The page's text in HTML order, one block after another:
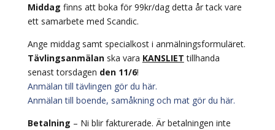
Middag finns att boka för 99kr/dag detta år tack vare
ett samarbete med Scandic.
Ange middag samt specialkost i anmälningsformuläret.
Tävlingsanmälan ska vara KANSLIET tillhanda
senast torsdagen den 11/6!
Anmälan till tävlingen gör du här.
Anmälan till boende, samåkning och mat gör du här.
Betalning – Ni blir fakturerade. Är betalningen inte